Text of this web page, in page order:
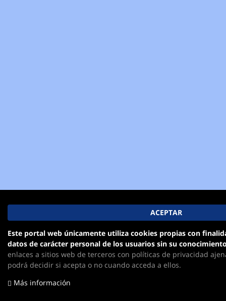
Este portal web únicamente utiliza cookies propias con
datos de carácter personal de los usuarios sin su
enlaces a sitios web de terceros con políticas de privacidad
podrá decidir si acepta o no cuando acceda a ellos.
Más información